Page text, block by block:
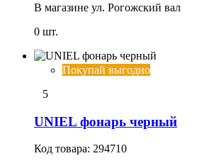
В магазине ул. Рогожский вал
0 шт.
Покупай выгодно
5
UNIEL фонарь черный
Код товара: 294710